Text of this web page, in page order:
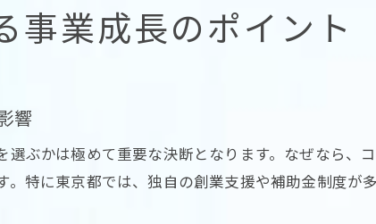
事業成長のポイント
響
ぶかは極めて重要な決断となります。なぜなら、
特に東京都では、独自の創業支援や補助金制度が